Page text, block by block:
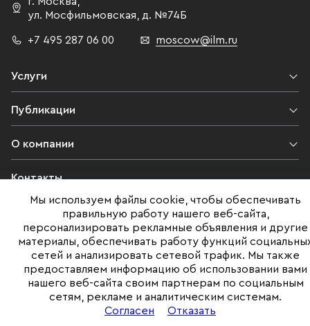
ул. Мосфильмовская, д. №74Б
+7 495 287 06 00 moscow@ilm.ru
Услуги
Публикации
О компании
Контакты
Юридическая информация
©ILM 2009-2026. Все права защищены
Представленная на сайте информация, в т.ч. стоимости объектов,
носит информационный характер
и не является публичной офертой. Условия продажи объекта могут
быть изменены собственником без уведомления
Мы используем файлы cookie, чтобы обеспечивать
правильную работу нашего веб-сайта,
персонализировать рекламные объявления и другие
материалы, обеспечивать работу функций
сетей и анализировать сетевой трафик. Мы также
предоставляем информацию об использовании вами
нашего веб-сайта своим партнерам по социальным
сетям, рекламе и аналитическим системам.
Согласен
Отказать